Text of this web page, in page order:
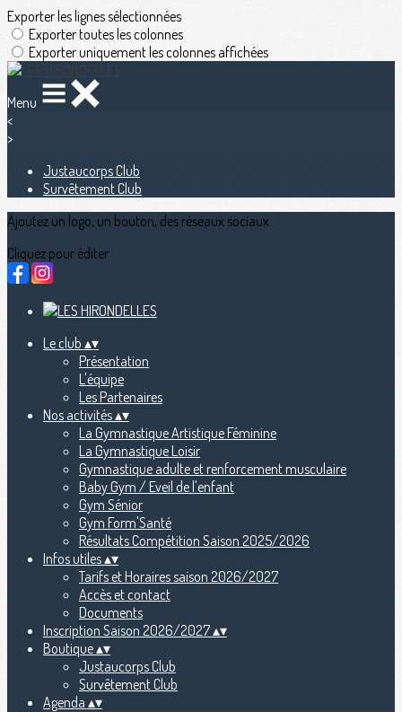
Exporter les lignes sélectionnées
Exporter toutes les colonnes
Exporter uniquement les colonnes affichées
Menu
<
>
Justaucorps Club
Survêtement Club
Ajoutez un logo, un bouton, des réseaux sociaux
Cliquez pour éditer
Le club ▴▾
Présentation
L'équipe
Les Partenaires
Nos activités▴▾
La Gymnastique Artistique Féminine
La Gymnastique Loisir
Gymnastique adulte et renforcement musculaire
Baby Gym / Eveil de l'enfant
Gym Sénior
Gym Form'Santé
Résultats Compétition Saison 2025/2026
Infos utiles▴▾
Tarifs et Horaires saison 2026/2027
Accès et contact
Documents
Inscription Saison 2026/2027▴▾
Boutique▴▾
Justaucorps Club
Survêtement Club
Agenda ▴▾